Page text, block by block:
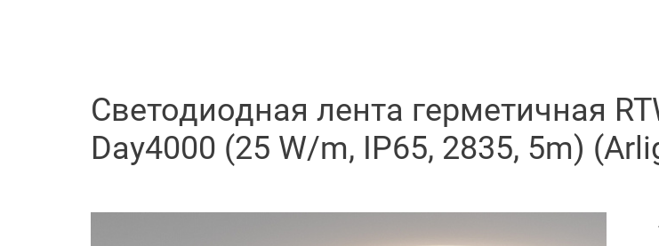
Светодиодная лента герметичная
Day4000 (25 W/m, IP65, 2835, 5m)